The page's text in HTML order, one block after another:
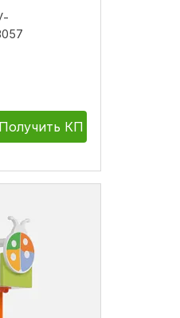
Получить КП